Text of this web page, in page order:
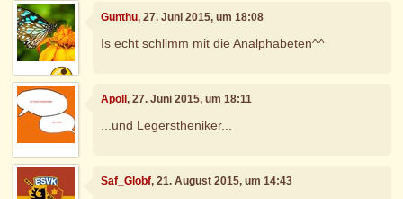
Gunthu, 27. Juni 2015, um 18:08
Is echt schlimm mit die Analphabeten^^
Apoll, 27. Juni 2015, um 18:11
...und Legerstheniker...
Saf_Globf, 21. August 2015, um 14:43